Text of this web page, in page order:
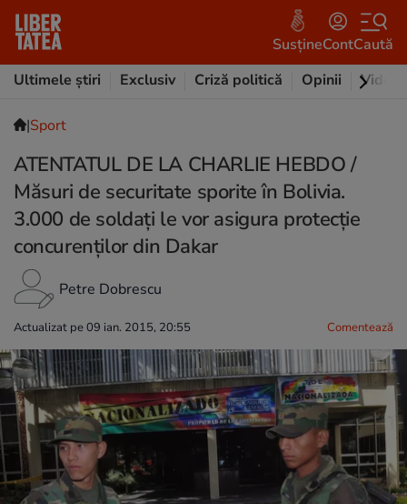
SusțineContCaută
Ultimele știri
Exclusiv Criză politică Opinii Video
|Sport
ATENTATUL DE LA CHARLIE HEBDO /
Măsuri de securitate sporite în Bolivia.
3.000 de soldaţi le vor asigura protecţie
concurenţilor din Dakar
Petre Dobrescu
Actualizat pe 09 ian. 2015, 20:55 Comentează